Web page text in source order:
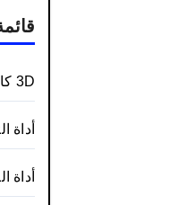
3D كاد
أداة
أداة